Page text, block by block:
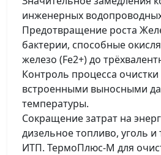
инженерных
Предотвращение роста
бактерии, способные
железо (Fe2+) до
Контроль процесса
встроенными выносными
температуры.
Сокращение затрат на
дизельное топливо, уголь и
ИТП. ТермоПлюс-М для